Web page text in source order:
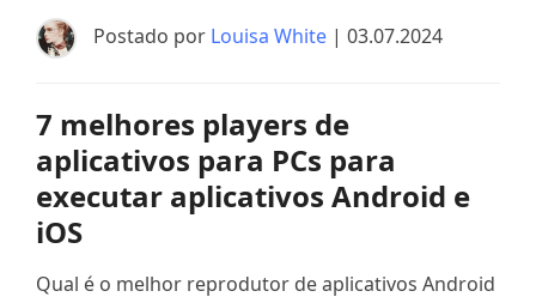
Postado por Louisa White | 03.07.2024
7 melhores players de
aplicativos para PCs para
executar aplicativos Android e
iOS
Qual é o melhor reprodutor de aplicativos Android